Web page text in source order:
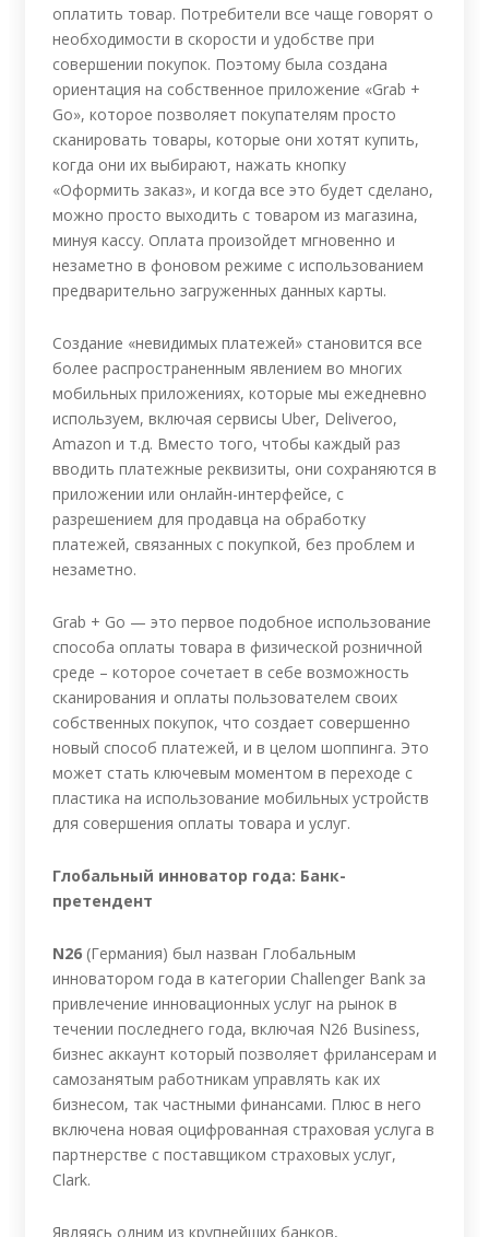
оплатить товар. Потребители все чаще говорят о
необходимости в скорости и удобстве при
совершении покупок. Поэтому была создана
ориентация на собственное приложение «Grab +
Go», которое позволяет покупателям просто
сканировать товары, которые они хотят купить,
когда они их выбирают, нажать кнопку
«Оформить заказ», и когда все это будет сделано,
можно просто выходить с товаром из магазина,
минуя кассу. Оплата произойдет мгновенно и
незаметно в фоновом режиме с использованием
предварительно загруженных данных карты.
Создание «невидимых платежей» становится все
более распространенным явлением во многих
мобильных приложениях, которые мы ежедневно
используем, включая сервисы Uber, Deliveroo,
Amazon и т.д. Вместо того, чтобы каждый раз
вводить платежные реквизиты, они сохраняются в
приложении или онлайн-интерфейсе, с
разрешением для продавца на обработку
платежей, связанных с покупкой, без проблем и
незаметно.
Grab + Go — это первое подобное использование
способа оплаты товара в физической розничной
среде – которое сочетает в себе возможность
сканирования и оплаты пользователем своих
собственных покупок, что создает совершенно
новый способ платежей, и в целом шоппинга. Это
может стать ключевым моментом в переходе с
пластика на использование мобильных устройств
для совершения оплаты товара и услуг.
Глобальный инноватор года: Банк-
претендент
N26 (Германия) был назван Глобальным
инноватором года в категории Challenger Bank за
привлечение инновационных услуг на рынок в
течении последнего года, включая N26 Business,
бизнес аккаунт который позволяет фрилансерам и
самозанятым работникам управлять как их
бизнесом, так частными финансами. Плюс в него
включена новая оцифрованная страховая услуга в
партнерстве с поставщиком страховых услуг,
Clark.
Являясь одним из крупнейших банков,